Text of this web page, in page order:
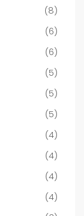
(8)
(6)
(6)
(5)
(5)
(5)
(4)
(4)
(4)
(4)